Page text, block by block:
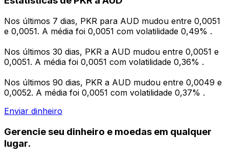
Nos últimos 7 dias, PKR para AUD mudou entre 0,0051
e 0,0051. A média foi 0,0051 com volatilidade 0,49% .
Nos últimos 30 dias, PKR a AUD mudou entre 0,0051 e
0,0051. A média foi 0,0051 com volatilidade 0,36% .
Nos últimos 90 dias, PKR a AUD mudou entre 0,0049 e
0,0052. A média foi 0,0051 com volatilidade 0,37% .
Enviar dinheiro
Gerencie seu dinheiro e moedas em qualquer
lugar.